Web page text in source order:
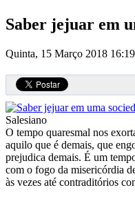
Saber jejuar em
Quinta, 15 Março 2018 16:19
Salesiano
O tempo quaresmal nos
aquilo que é demais, que
prejudica demais. É um
com o fogo da misericórdia
às vezes até contraditórios